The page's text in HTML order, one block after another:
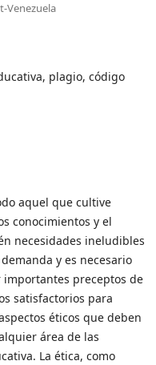
Venezuela
plagio, código
aquel que cultive
conocimientos y el
necesidades ineludibles
y es necesario
preceptos de
satisfactorios para
éticos que deben
área de las
La ética, como